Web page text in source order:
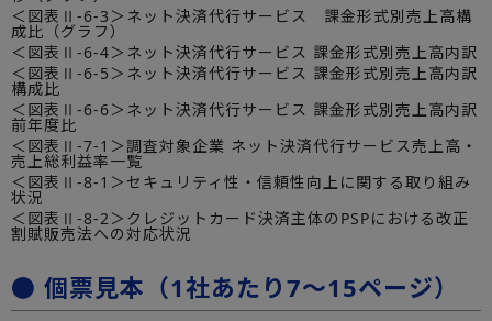
＜図表Ⅱ-6-3＞ネット決済代行サービス 課金形式別売上高構
成比（グラフ）
＜図表Ⅱ-6-4＞ネット決済代行サービス 課金形式別売上高内訳
＜図表Ⅱ-6-5＞ネット決済代行サービス 課金形式別売上高内訳
構成比
＜図表Ⅱ-6-6＞ネット決済代行サービス 課金形式別売上高内訳
前年度比
＜図表Ⅱ-7-1＞調査対象企業 ネット決済代行サービス売上高・
売上総利益率一覧
＜図表Ⅱ-8-1＞セキュリティ性・信頼性向上に関する取り組み
状況
＜図表Ⅱ-8-2＞クレジットカード決済主体のPSPにおける改正
割賦販売法への対応状況
● 個票見本（1社あたり7～15ページ）